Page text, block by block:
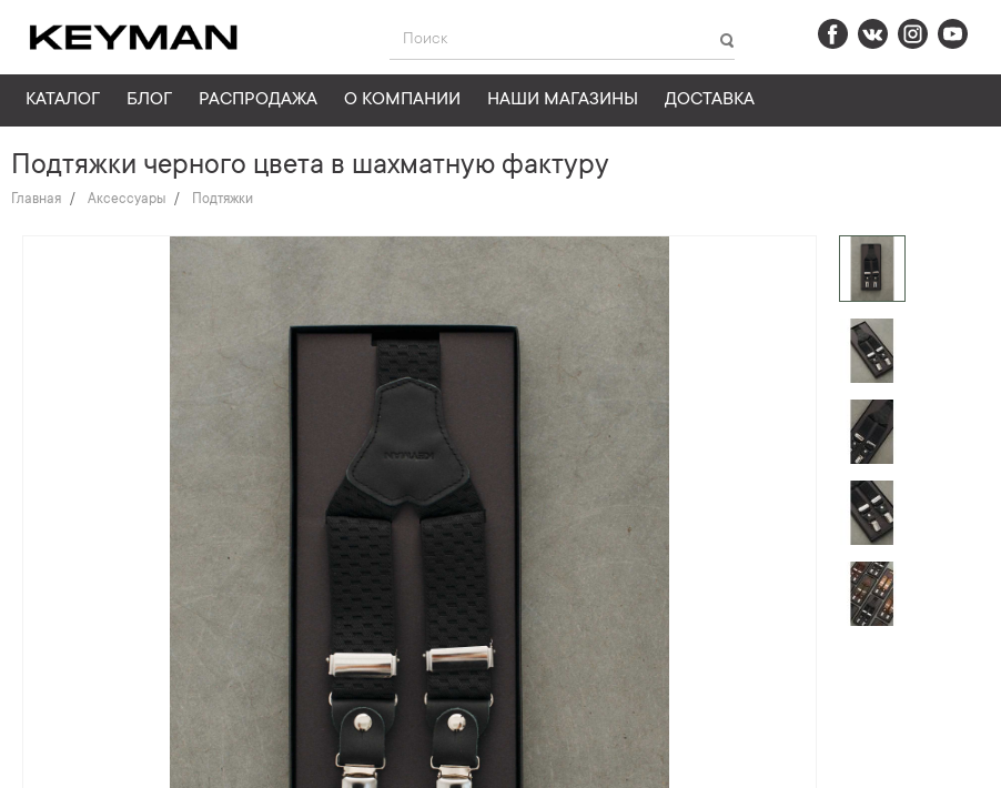
КАТАЛОГ О КОМПАНИИ НАШИ МАГАЗИНЫ ДОСТАВКА
РАСПРОДАЖА
БЛОГ
Подтяжки черного цвета в шахматную фактуру
Главная Аксессуары Подтяжки